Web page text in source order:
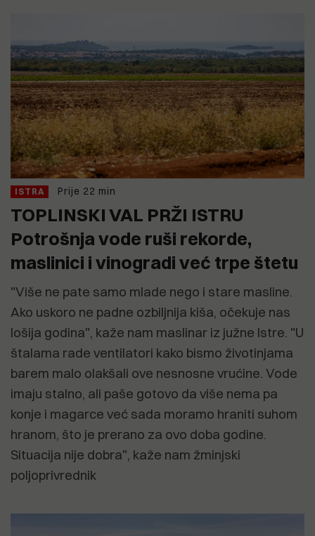
ISTRA Prije 22 min
TOPLINSKI VAL PRŽI ISTRU
Potrošnja vode ruši rekorde,
maslinici i vinogradi već trpe štetu
"Više ne pate samo mlade nego i stare masline.
Ako uskoro ne padne ozbiljnija kiša, očekuje nas
lošija godina", kaže nam maslinar iz južne Istre. "U
štalama rade ventilatori kako bismo životinjama
barem malo olakšali ove nesnosne vrućine. Vode
imaju stalno, ali paše gotovo da više nema pa
konje i magarce već sada moramo hraniti suhom
hranom, što je prerano za ovo doba godine.
Situacija nije dobra", kaže nam žminjski
poljoprivrednik